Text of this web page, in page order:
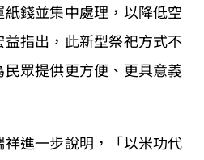
錢並集中處理，以降低空
指出，此新型祭祀方式不
眾提供更方便、更具意義
進一步說明，「以米功代